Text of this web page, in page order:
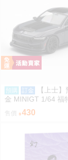
預購 訂金
【上士】
金 MINIGT 1/64 福
ark Horse 藍 左駕
售價 430